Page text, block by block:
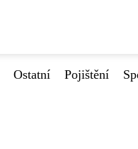
Ostatní Pojištění